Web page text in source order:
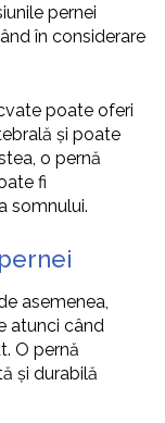
pernei
în considerare
poate oferi
și poate
o pernă
fi
somnului.
asemenea,
atunci când
O pernă
și durabilă